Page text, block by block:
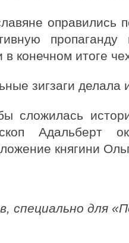
оправились
пропаганду
конечном итоге
зигзаги делала
сложилась
Адальберт
княгини
специально для